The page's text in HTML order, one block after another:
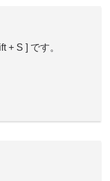
+ S ] です。